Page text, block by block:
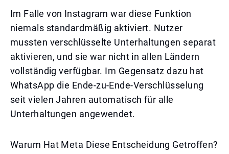
Im Falle von Instagram war diese Funktion
niemals standardmäßig aktiviert. Nutzer
mussten verschlüsselte Unterhaltungen separat
aktivieren, und sie war nicht in allen Ländern
vollständig verfügbar. Im Gegensatz dazu hat
WhatsApp die Ende-zu-Ende-Verschlüsselung
seit vielen Jahren automatisch für alle
Unterhaltungen angewendet.
Warum Hat Meta Diese Entscheidung Getroffen?